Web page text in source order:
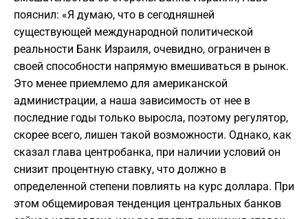
пояснил: «Я думаю, что в сегодняшней
существующей международной политической
реальности Банк Израиля, очевидно, ограничен в
своей способности напрямую вмешиваться в рынок.
Это менее приемлемо для американской
администрации, а наша зависимость от нее в
последние годы только выросла, поэтому регулятор,
скорее всего, лишен такой возможности. Однако, как
сказал глава центробанка, при наличии условий он
снизит процентную ставку, что должно в
определенной степени повлиять на курс доллара. При
этом общемировая тенденция центральных банков